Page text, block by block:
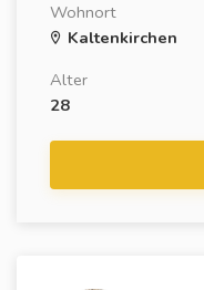
Wohnort
Kaltenkirchen
Alter
28